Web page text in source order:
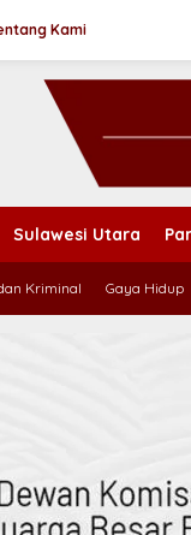
Kami
Sulawesi Utara
Kriminal Gaya Hidup